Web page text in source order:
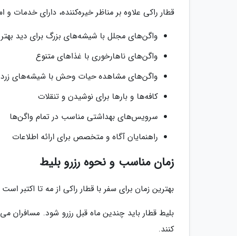
قطار راکی علاوه بر مناظر خیره‌کننده، دارای خدمات
واگن‌های مجلل با شیشه‌های بزرگ برای دید بهتر
واگن‌های ناهارخوری با غذاهای متنوع
واگن‌های مشاهده حیات وحش با شیشه‌های زرد
کافه‌ها و بارها برای نوشیدن و تنقلات
سرویس‌های بهداشتی مناسب در تمام واگن‌ها
راهنمایان آگاه و متخصص برای ارائه اطلاعات
زمان مناسب و نحوه رزرو بلیط
بهترین زمان برای سفر با قطار راکی از مه تا اکتبر
بلیط قطار باید چندین ماه قبل رزرو شود. مسافران
کنند.